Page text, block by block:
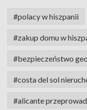
#polacy w hiszpanii
#zakup domu w
#bezpieczeństwo
#costa del sol
#alicante